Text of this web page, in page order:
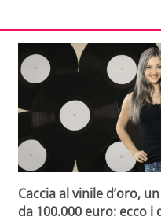
Caccia al vinile d’oro,
da 100.000 euro: ecco i